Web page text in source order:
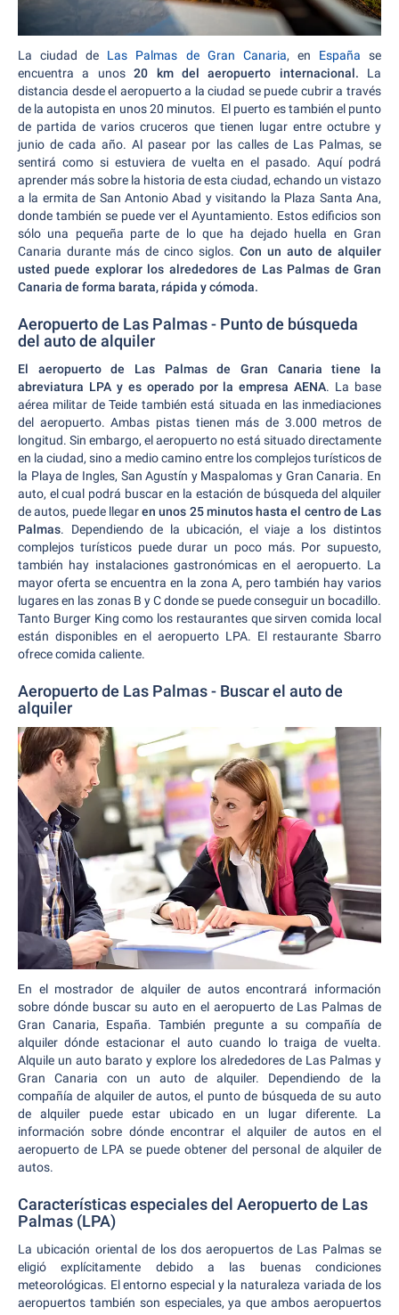
La ciudad de Las Palmas de Gran Canaria, en España se
encuentra a unos20 km del aeropuerto internacional. La
distancia desde el aeropuerto a la ciudad se puede cubrir a través
de la autopista en unos 20 minutos. El puerto es también el punto
de partida de varios cruceros que tienen lugar entre octubre y
junio de cada año. Al pasear por las calles de Las Palmas, se
sentirá como si estuviera de vuelta en el pasado. Aquí podrá
aprender más sobre la historia de esta ciudad, echando un vistazo
a la ermita de San Antonio Abad y visitando la Plaza Santa Ana,
donde también se puede ver el Ayuntamiento. Estos edificios son
sólo una pequeña parte de lo que ha dejado huella en Gran
Canaria durante más de cinco siglos. Con un auto de alquiler
usted puede explorar los alrededores de Las Palmas de Gran
Canaria de forma barata, rápida y cómoda.
Aeropuerto de Las Palmas - Punto de búsqueda
del auto de alquiler
El aeropuerto de Las Palmas de Gran Canaria tiene la
abreviatura LPA y es operado por la empresa AENA. La base
aérea militar de Teide también está situada en las inmediaciones
del aeropuerto. Ambas pistas tienen más de 3.000 metros de
longitud. Sin embargo, el aeropuerto no está situado directamente
en la ciudad, sino a medio camino entre los complejos turísticos de
la Playa de Ingles, San Agustín y Maspalomas y Gran Canaria. En
auto, el cual podrá buscar en la estación de búsqueda del alquiler
de autos, puede llegaren unos 25 minutos hasta el centro de Las
Palmas. Dependiendo de la ubicación, el viaje a los distintos
complejos turísticos puede durar un poco más. Por supuesto,
también hay instalaciones gastronómicas en el aeropuerto. La
mayor oferta se encuentra en la zona A, pero también hay varios
lugares en las zonas B y C donde se puede conseguir un bocadillo.
Tanto Burger King como los restaurantes que sirven comida local
están disponibles en el aeropuerto LPA. El restaurante Sbarro
ofrece comida caliente.
Aeropuerto de Las Palmas - Buscar el auto de
alquiler
En el mostrador de alquiler de autos encontrará información
sobre dónde buscar su auto en el aeropuerto de Las Palmas de
Gran Canaria, España. También pregunte a su compañía de
alquiler dónde estacionar el auto cuando lo traiga de vuelta.
Alquile un auto barato y explore los alrededores de Las Palmas y
Gran Canaria con un auto de alquiler. Dependiendo de la
compañía de alquiler de autos, el punto de búsqueda de su auto
de alquiler puede estar ubicado en un lugar diferente. La
información sobre dónde encontrar el alquiler de autos en el
aeropuerto de LPA se puede obtener del personal de alquiler de
autos.
Características especiales del Aeropuerto de Las
Palmas (LPA)
La ubicación oriental de los dos aeropuertos de Las Palmas se
eligió explícitamente debido a las buenas condiciones
meteorológicas. El entorno especial y la naturaleza variada de los
aeropuertos también son especiales, ya que ambos aeropuertos